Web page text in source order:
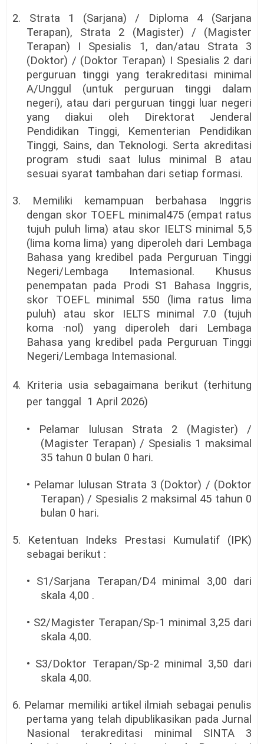
2. Strata 1 (Sarjana) / Diploma 4 (Sarjana
Terapan), Strata 2 (Magister) / (Magister
Terapan) I Spesialis 1, dan/atau Strata 3
(Doktor) / (Doktor Terapan) I Spesialis 2 dari
perguruan tinggi yang terakreditasi minimal
A/Unggul (untuk perguruan tinggi dalam
negeri), atau dari perguruan tinggi luar negeri
yang diakui oleh Direktorat Jenderal
Pendidikan Tinggi, Kementerian Pendidikan
Tinggi, Sains, dan Teknologi. Serta akreditasi
program studi saat lulus minimal B atau
sesuai syarat tambahan dari setiap formasi.
3. Memiliki kemampuan berbahasa Inggris
dengan skor TOEFL minimal475 (empat ratus
tujuh puluh lima) atau skor IELTS minimal 5,5
(lima koma lima) yang diperoleh dari Lembaga
Bahasa yang kredibel pada Perguruan Tinggi
Negeri/Lembaga Intemasional. Khusus
penempatan pada Prodi S1 Bahasa Inggris,
skor TOEFL minimal 550 (lima ratus lima
puluh) atau skor IELTS minimal 7.0 (tujuh
koma ·nol) yang diperoleh dari Lembaga
Bahasa yang kredibel pada Perguruan Tinggi
Negeri/Lembaga Intemasional.
4. Kriteria usia sebagaimana berikut (terhitung
per tanggal 1 April 2026)
• Pelamar lulusan Strata 2 (Magister) /
(Magister Terapan) / Spesialis 1 maksimal
35 tahun 0 bulan 0 hari.
• Pelamar lulusan Strata 3 (Doktor) / (Doktor
Terapan) / Spesialis 2 maksimal 45 tahun 0
bulan 0 hari.
5. Ketentuan Indeks Prestasi Kumulatif (IPK)
sebagai berikut :
• S1/Sarjana Terapan/D4 minimal 3,00 dari
skala 4,00 .
• S2/Magister Terapan/Sp-1 minimal 3,25 dari
skala 4,00.
• S3/Doktor Terapan/Sp-2 minimal 3,50 dari
skala 4,00.
6. Pelamar memiliki artikel ilmiah sebagai penulis
pertama yang telah dipublikasikan pada Jurnal
Nasional terakreditasi minimal SINTA 3